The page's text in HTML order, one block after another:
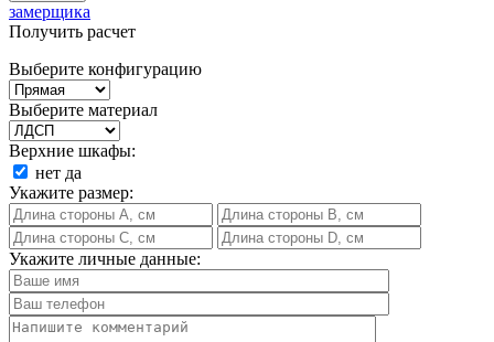
замерщика
Получить расчет
Выберите конфигурацию
Выберите материал
Верхние шкафы:
нет да
Укажите размер:
Укажите личные данные: